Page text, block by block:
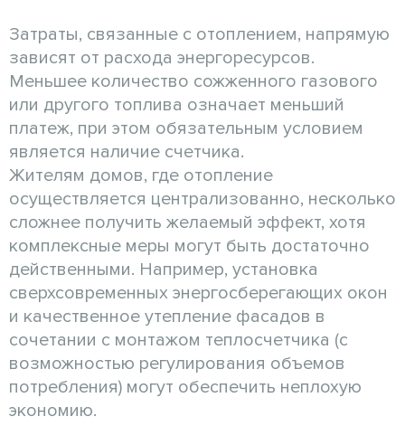
Затраты, связанные с отоплением, напрямую
зависят от расхода энергоресурсов.
Меньшее количество сожженного газового
или другого топлива означает меньший
платеж, при этом обязательным условием
является наличие счетчика.
Жителям домов, где отопление
осуществляется централизованно, несколько
сложнее получить желаемый эффект, хотя
комплексные меры могут быть достаточно
действенными. Например, установка
сверхсовременных энергосберегающих окон
и качественное утепление фасадов в
сочетании с монтажом теплосчетчика (с
возможностью регулирования объемов
потребления) могут обеспечить неплохую
экономию.